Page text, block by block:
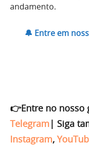
andamento.
🔔 Entre em
👉Entre no nosso
Telegram | Siga
Instagram,